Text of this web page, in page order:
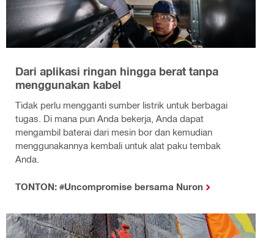
Dari aplikasi ringan hingga berat tanpa
menggunakan kabel
Tidak perlu mengganti sumber listrik untuk berbagai
tugas. Di mana pun Anda bekerja, Anda dapat
mengambil baterai dari mesin bor dan kemudian
menggunakannya kembali untuk alat paku tembak
Anda.
TONTON: #Uncompromise bersama Nuron